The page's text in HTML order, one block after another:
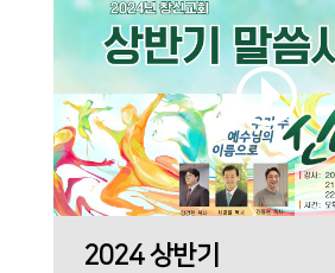
2024 상반기